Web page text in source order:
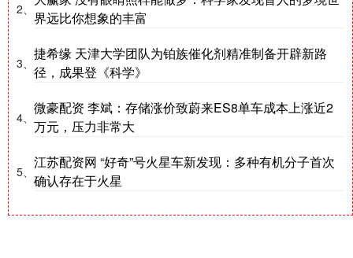
2、 界远比你想象的丰富
3、
捷希缘 天津大学团队为铂族催化剂精准制备开辟新路
径，成果登《科学》
4、
微豪配资 李斌：存储涨价致蔚来ES8单车成本上涨近2
万元，压力非常大
5、
江苏配资网 “好奇”号火星车新发现：多种有机分子首次
确认存在于火星